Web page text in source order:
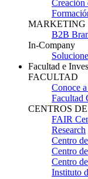
Creación
MARKETING
B2B
In-Company
Facultad e
FACULTAD
Conoce
Facultad
CENTROS
FAIR
Research
Centro
Centro
Centro
Instituto